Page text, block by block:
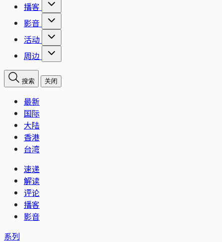
播客
影音
活动
周边
搜索 关闭
最新
国际
大陆
香港
台湾
速递
解读
评论
播客
影音
系列